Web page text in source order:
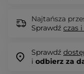
Najtańsza
Sprawdź czas
Sprawdź
i odbierz za